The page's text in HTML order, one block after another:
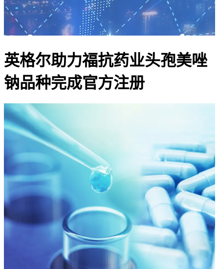
英格尔助力福抗药业头孢美唑
钠品种完成官方注册